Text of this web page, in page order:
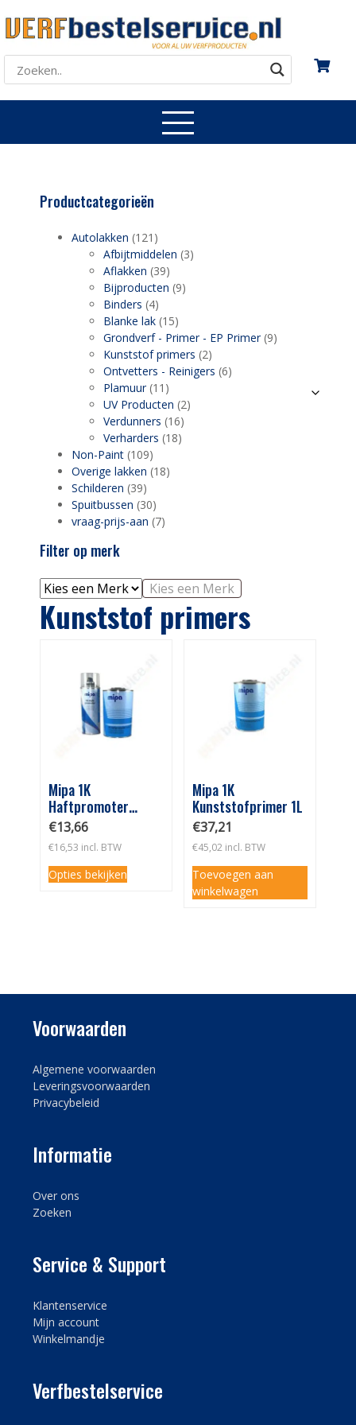
Productcategorieën
Autolakken (121)
Afbijtmiddelen (3)
Aflakken (39)
Bijproducten (9)
Binders (4)
Blanke lak (15)
Grondverf - Primer - EP Primer (9)
Kunststof primers (2)
Ontvetters - Reinigers (6)
Plamuur (11)
UV Producten (2)
Verdunners (16)
Verharders (18)
Non-Paint (109)
Overige lakken (18)
Schilderen (39)
Spuitbussen (30)
vraag-prijs-aan (7)
Filter op merk
Kies een Merk
Kunststof primers
Mipa 1K
Haftpromoter
Hechtprimer
Transparant 1L
400ML
€13,66
€16,53 incl. BTW
Opties bekijken
Mipa 1K
Kunststofprimer 1L
€37,21
€45,02incl. BTW
Toevoegen aan
winkelwagen
Voorwaarden
Algemene voorwaarden
Leveringsvoorwaarden
Privacybeleid
Informatie
Over ons
Zoeken
Service & Support
Klantenservice
Mijn account
Winkelmandje
Verfbestelservice